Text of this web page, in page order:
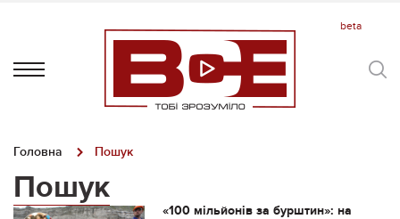
Головна Пошук
Пошук
«100 мільйонів за бурштин»: на